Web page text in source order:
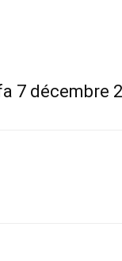
7 décembre